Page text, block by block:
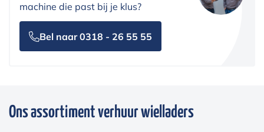
machine die past bij je klus?
Bel naar 0318 - 26 55 55
Ons assortiment verhuur wielladers